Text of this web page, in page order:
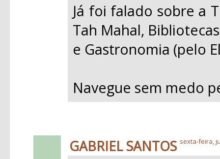
Já foi falado sobre a
Tah Mahal,
e Gastronomia (pelo
Navegue sem medo
GABRIEL SANTOS sexta-feira,